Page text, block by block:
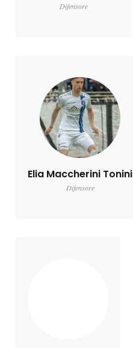
Difensore
Elia Maccherini Tonini
Difensore